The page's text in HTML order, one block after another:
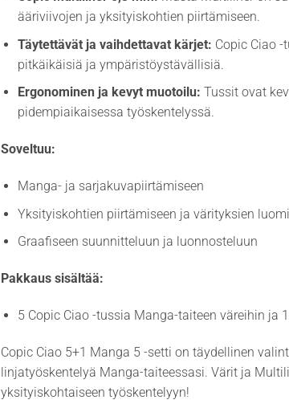
ääriviivojen ja yksityiskohtien piirtämiseen.
Täytettävät ja vaihdettavat kärjet: Copic Ciao
pitkäikäisiä ja ympäristöystävällisiä.
Ergonominen ja kevyt muotoilu: Tussit ovat
pidempiaikaisessa työskentelyssä.
Soveltuu:
Manga- ja sarjakuvapiirtämiseen
Yksityiskohtien piirtämiseen ja värityksien
Graafiseen suunnitteluun ja luonnosteluun
Pakkaus sisältää:
5 Copic Ciao -tussia Manga-taiteen väreihin ja
Copic Ciao 5+1 Manga 5 -setti on täydellinen
linjatyöskentelyä Manga-taiteessasi. Värit ja
yksityiskohtaiseen työskentelyyn!